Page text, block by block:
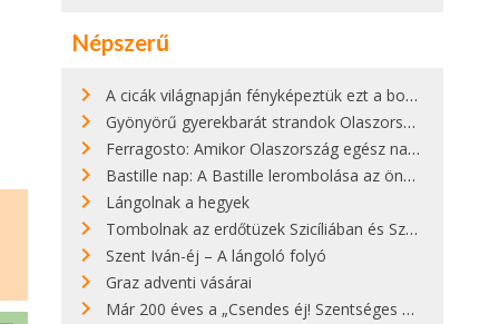
Népszerű
A cicák világnapján fényképeztük ezt a bokor alatt hűsölő cicát Kisorosziban
Gyönyörű gyerekbarát strandok Olaszországban - megmutatjuk a 15 legjobbat
Ferragosto: Amikor Olaszország egész nap nyaral
Bastille nap: A Bastille lerombolása az önkényuralom végét jelentette
Lángolnak a hegyek
Tombolnak az erdőtüzek Szicíliában és Szardínián
Szent Iván-éj – A lángoló folyó
Graz adventi vásárai
Már 200 éves a „Csendes éj! Szentséges éj!”